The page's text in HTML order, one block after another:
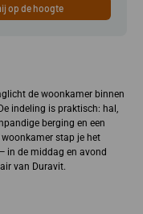
op de hoogte
de woonkamer binnen
indeling is praktisch: hal,
berging en een
stap je het
in de middag en avond
van Duravit.